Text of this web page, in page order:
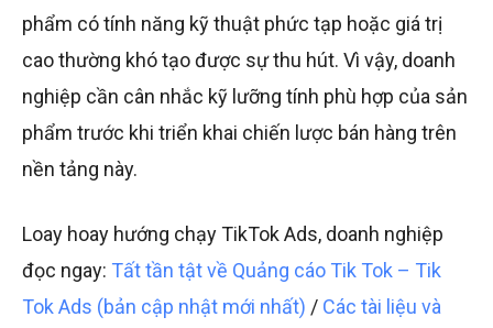
phẩm có tính năng kỹ thuật phức tạp hoặc giá trị
cao thường khó tạo được sự thu hút. Vì vậy, doanh
nghiệp cần cân nhắc kỹ lưỡng tính phù hợp của sản
phẩm trước khi triển khai chiến lược bán hàng trên
nền tảng này.
Loay hoay hướng chạy TikTok Ads, doanh nghiệp
đọc ngay: Tất tần tật về Quảng cáo Tik Tok – Tik
Tok Ads (bản cập nhật mới nhất) / Các tài liệu và